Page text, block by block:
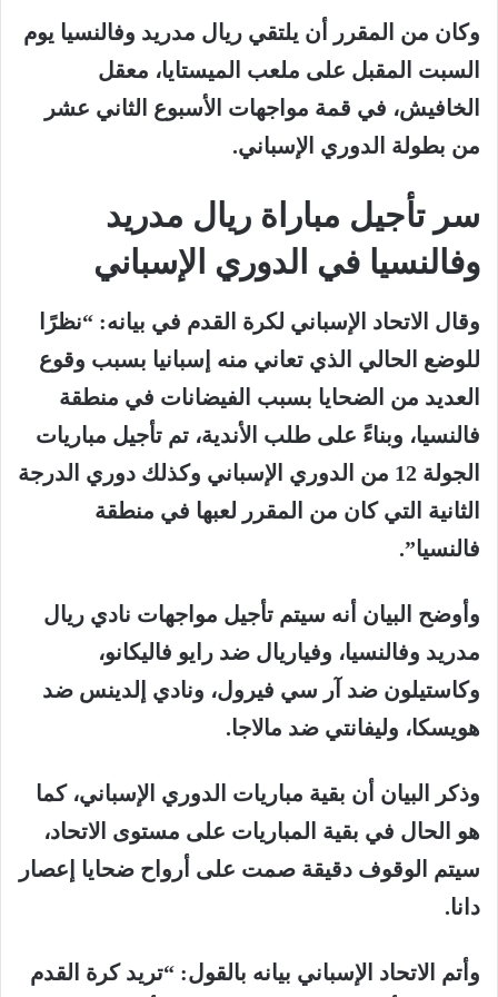
وكان من المقرر أن يلتقي ريال مدريد وفالنسيا يوم
السبت المقبل على ملعب الميستايا، معقل
الخافيش، في قمة مواجهات الأسبوع الثاني عشر
من بطولة الدوري الإسباني.
سر تأجيل مباراة ريال مدريد
وفالنسيا في الدوري الإسباني
وقال الاتحاد الإسباني لكرة القدم في بيانه: “نظرًا
للوضع الحالي الذي تعاني منه إسبانيا بسبب وقوع
العديد من الضحايا بسبب الفيضانات في منطقة
فالنسيا، وبناءً على طلب الأندية، تم تأجيل مباريات
الجولة 12 من الدوري الإسباني وكذلك دوري الدرجة
الثانية التي كان من المقرر لعبها في منطقة
فالنسيا”.
وأوضح البيان أنه سيتم تأجيل مواجهات نادي ريال
مدريد وفالنسيا، وفياريال ضد رايو فاليكانو،
وكاستيلون ضد آر سي فيرول، ونادي إلدينس ضد
هويسكا، وليفانتي ضد مالاجا.
وذكر البيان أن بقية مباريات الدوري الإسباني، كما
هو الحال في بقية المباريات على مستوى الاتحاد،
سيتم الوقوف دقيقة صمت على أرواح ضحايا إعصار
دانا.
وأتم الاتحاد الإسباني بيانه بالقول: “تريد كرة القدم